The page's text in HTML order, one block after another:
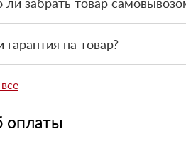
гарантия на товар?
оплаты